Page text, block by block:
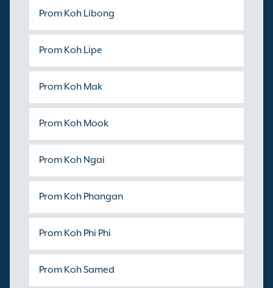
Prom Koh Libong
Prom Koh Lipe
Prom Koh Mak
Prom Koh Mook
Prom Koh Ngai
Prom Koh Phangan
Prom Koh Phi Phi
Prom Koh Samed